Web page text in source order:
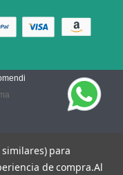
para
de compra.Al